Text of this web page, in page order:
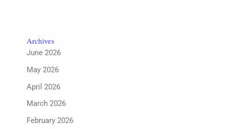
Archives
June 2026
May 2026
April 2026
March 2026
February 2026